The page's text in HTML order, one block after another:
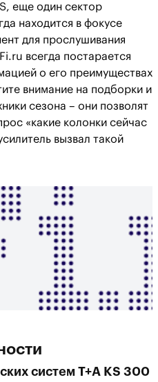
еще один сектор
находится в фокусе
для прослушивания
всегда постарается
о его преимуществах
внимание на подборки и
сезона – они позволят
«какие колонки сейчас
вызвал такой
систем T+A KS 300